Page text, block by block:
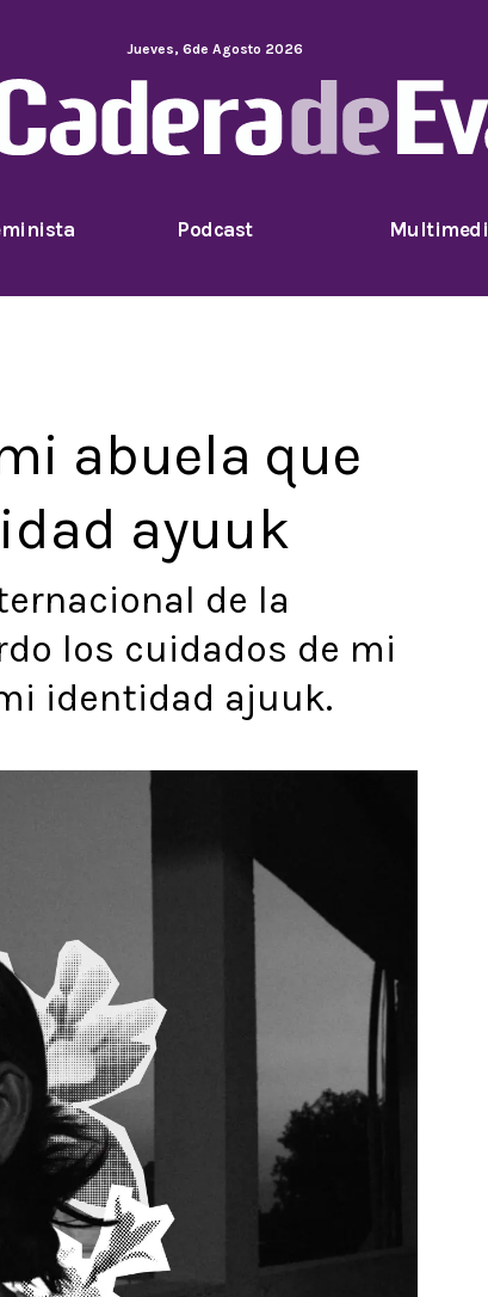
Jueves, 6de Agosto 2026
Podcast
abuela que
ayuuk
de la
los cuidados de mi
identidad ajuuk.